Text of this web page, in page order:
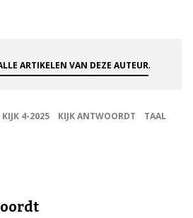
ARTIKELEN VAN DEZE AUTEUR.
KIJK 4-2025 KIJK ANTWOORDT TAAL